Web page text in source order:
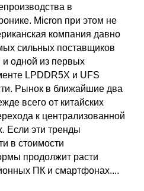
в
Micron при этом не
компания давно
сильных поставщиков
одной из первых
LPDDR5X и UFS
Рынок в ближайшие два
всего от китайских
к централизованной
Если эти тренды
в стоимости
продолжит расти
ПК и смартфонах....